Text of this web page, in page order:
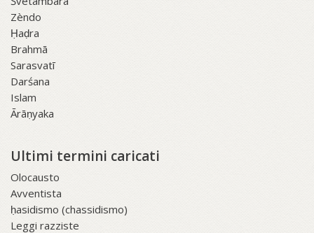
Zèndo
Ḥaḍra
Brahmā
Sarasvatī
Darśana
Islam
Ārāṇyaka
Ultimi termini caricati
Olocausto
Avventista
ḥasidismo (chassidismo)
Leggi razziste